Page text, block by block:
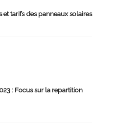
tarifs des panneaux solaires
: Focus sur la repartition